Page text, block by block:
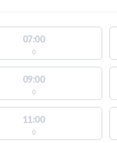
07:00
0
09:00
0
11:00
0